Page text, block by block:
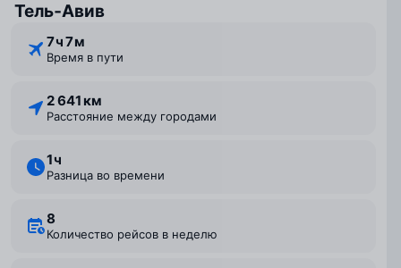
Тель‑Авив
7 ⁠ч 7 ⁠м
Время в пути
2 641 км
Расстояние между городами
1 ⁠ч
Разница во времени
8
Количество рейсов в неделю